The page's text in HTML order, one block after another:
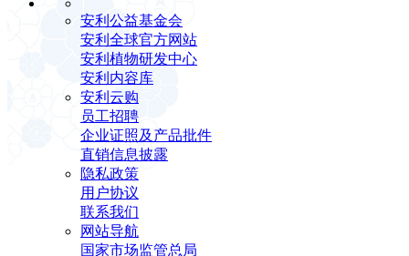
安利公益基金会
安利全球官方网站
安利植物研发中心
安利内容库
安利云购
员工招聘
企业证照及产品批件
直销信息披露
隐私政策
用户协议
联系我们
网站导航
国家市场监管总局